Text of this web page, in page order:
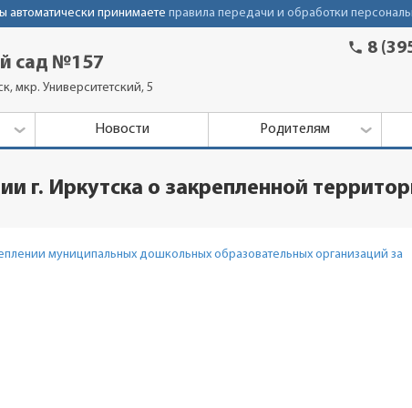
автоматически принимаете правила передачи и обработки
сад №157
мкр. Университетский, 5
phone 8
Новости Родителям
г. Иркутска о закрепленной
муниципальных дошкольных образовательных организаций за